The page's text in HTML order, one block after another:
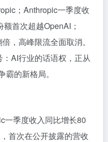
；Anthropic一季度收
首次超越OpenAI；
，高峰限流全面取消。
AI行业的话语权，正从
的新格局。
一季度收入同比增长80
首次在公开披露的营收